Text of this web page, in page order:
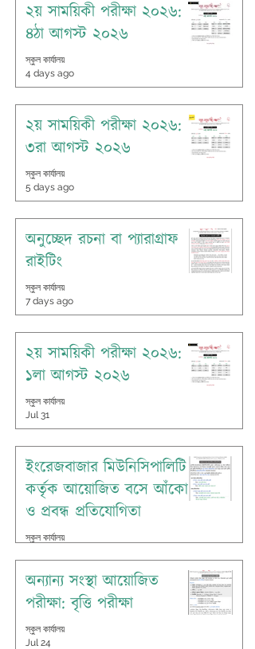
২য় সাময়িকী পরীক্ষা ২০২৬:
৪ঠা আগস্ট ২০২৬
স্কুল কার্যালয়
4 days ago
২য় সাময়িকী পরীক্ষা ২০২৬:
৩রা আগস্ট ২০২৬
স্কুল কার্যালয়
5 days ago
অনুচ্ছেদ রচনা বা প্যারাগ্রাফ
রাইটিং
স্কুল কার্যালয়
7 days ago
২য় সাময়িকী পরীক্ষা ২০২৬:
১লা আগস্ট ২০২৬
স্কুল কার্যালয়
Jul 31
ইংরেজবাজার মিউনিসিপালিটি
কর্তৃক আয়োজিত বসে আঁকো
ও প্রবন্ধ প্রতিযোগিতা
স্কুল কার্যালয়
অন্যান্য সংস্থা আয়োজিত
পরীক্ষা: বৃত্তি পরীক্ষা
স্কুল কার্যালয়
Jul 24